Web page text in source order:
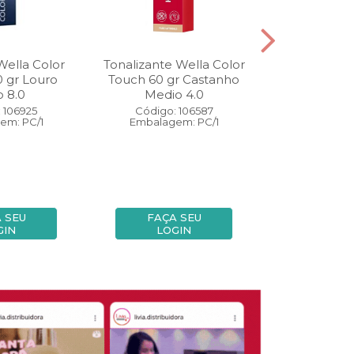
Color
gr Louro
8.0
PC/1
SEU
Tonalizante Wella Color
Touch 60 gr Castanho
Medio 4.0
Código: 106587
Embalagem: PC/1
FAÇA SEU
LOGIN